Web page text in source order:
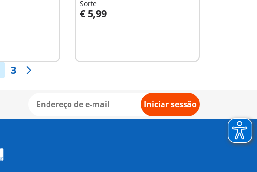
Sorte
€ 5,99
Ao carrinho
3
Iniciar sessão